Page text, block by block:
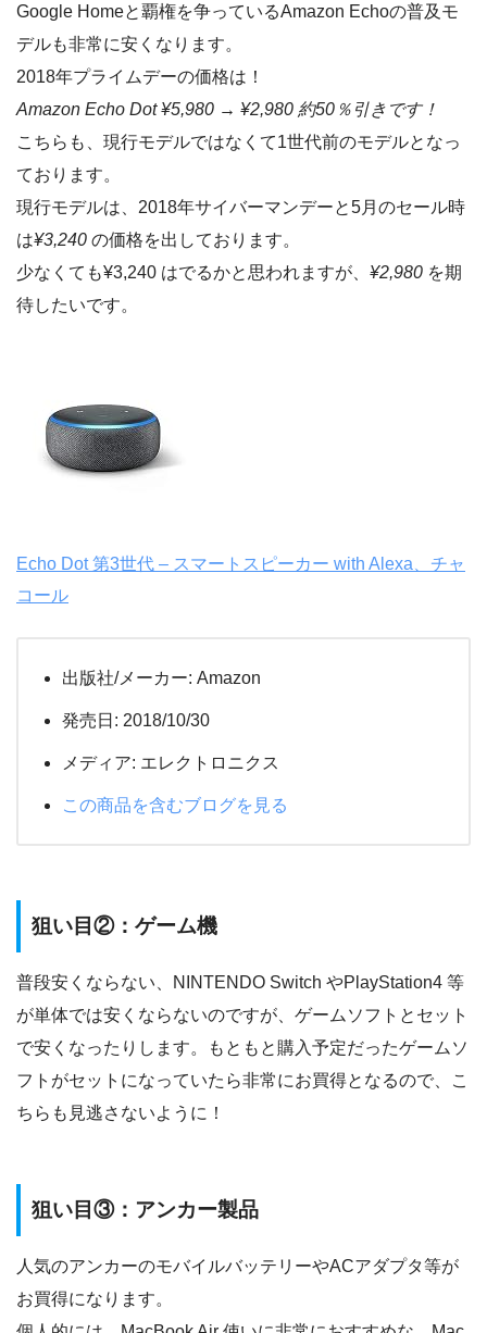
Google Homeと覇権を争っているAmazon Echoの普及モ
デルも非常に安くなります。
2018年プライムデーの価格は！
Amazon Echo Dot ¥5,980 → ¥2,980 約50％引きです！
こちらも、現行モデルではなくて1世代前のモデルとなっ
ております。
現行モデルは、2018年サイバーマンデーと5月のセール時
は¥3,240 の価格を出しております。
少なくても¥3,240 はでるかと思われますが、 ¥2,980 を期
待したいです。
Echo Dot 第3世代 – スマートスピーカー with Alexa、チャ
コール
出版社/メーカー: Amazon
発売日: 2018/10/30
メディア: エレクトロニクス
この商品を含むブログを見る
狙い目②：ゲーム機
普段安くならない、NINTENDO Switch やPlayStation4 等
が単体では安くならないのですが、ゲームソフトとセット
で安くなったりします。もともと購入予定だったゲームソ
フトがセットになっていたら非常にお買得となるので、こ
ちらも見逃さないように！
狙い目③：アンカー製品
人気のアンカーのモバイルバッテリーやACアダプタ等が
お買得になります。